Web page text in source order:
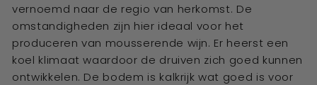
vernoemd naar de regio van herkomst. De
omstandigheden zijn hier ideaal voor het
produceren van mousserende wijn. Er heerst een
koel klimaat waardoor de druiven zich goed kunnen
ontwikkelen. De bodem is kalkrijk wat goed is voor